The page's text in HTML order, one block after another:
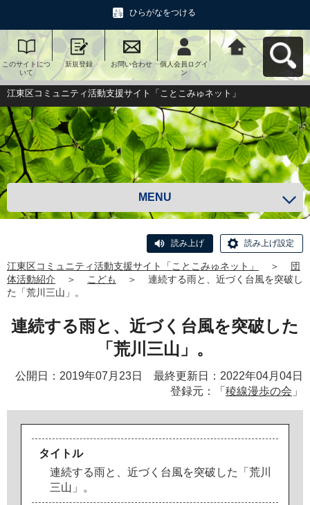
ひらがなをつける
このサイトにつ
いて
新規登録 お問い合わせ
個人会員ログイ
ン
江東区コミュニ
ティ活動支援サ
イト「ことこみ
ゅネット」へ戻
る
江東区コミュニティ活動支援サイト「ことこみゅネット」
MENU
読み上げ 読み上げ設定
江東区コミュニティ活動支援サイト「ことこみゅネット」 ＞
団
体活動紹介
＞ こども ＞
連続する雨と、近づく台風を突破し
た「荒川三山」。
連続する雨と、近づく台風を突破した
「荒川三山」。
公開日：2019年07月23日 最終更新日：2022年04月04日
登録元：「 稜線漫歩の会 」
タイトル
連続する雨と 近づく 台 風を突破 した 「 荒川
三山 」 。